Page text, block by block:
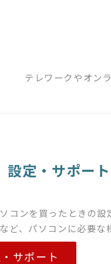
テレワークやオン
設定・サポート
コンを買ったときの
ど、パソコンに必要な
サポート